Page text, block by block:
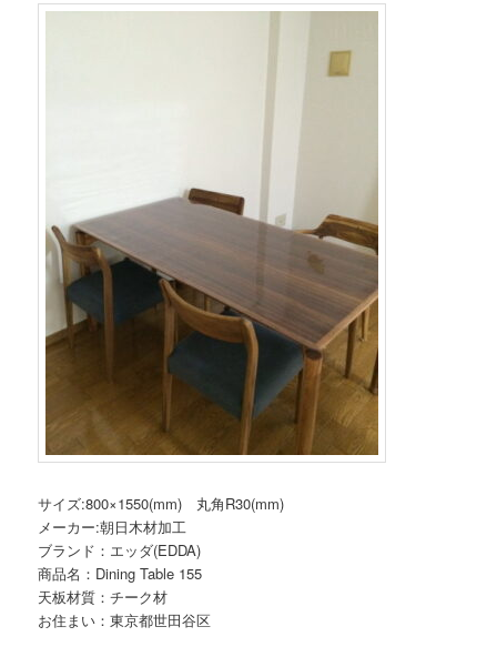
サイズ:800×1550(mm) 丸角R30(mm)
メーカー:朝日木材加工
ブランド：エッダ(EDDA)
商品名：Dining Table 155
天板材質：チーク材
お住まい：東京都世田谷区